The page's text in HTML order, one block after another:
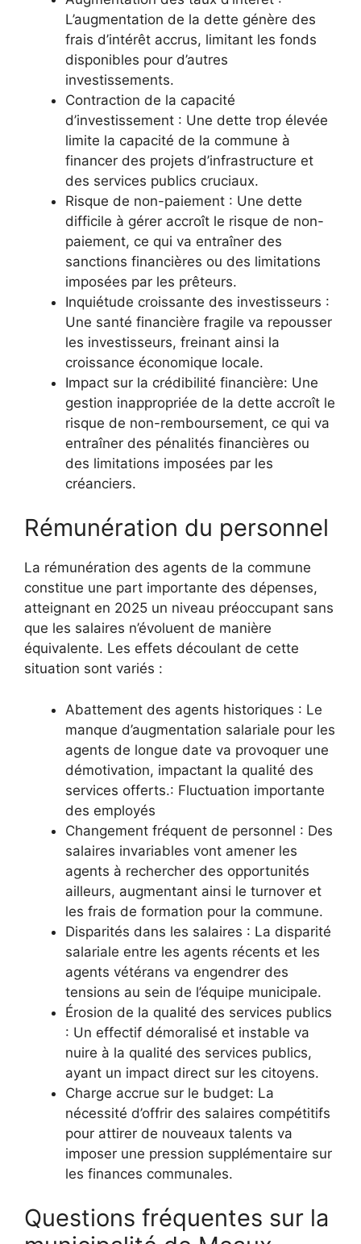
L’augmentation de la dette génère des
frais d’intérêt accrus, limitant les fonds
disponibles pour d’autres
investissements.
Contraction de la capacité
d’investissement : Une dette trop élevée
limite la capacité de la commune à
financer des projets d’infrastructure et
des services publics cruciaux.
Risque de non-paiement : Une dette
difficile à gérer accroît le risque de non-
paiement, ce qui va entraîner des
sanctions financières ou des limitations
imposées par les prêteurs.
Inquiétude croissante des investisseurs :
Une santé financière fragile va repousser
les investisseurs, freinant ainsi la
croissance économique locale.
Impact sur la crédibilité financière: Une
gestion inappropriée de la dette accroît le
risque de non-remboursement, ce qui va
entraîner des pénalités financières ou
des limitations imposées par les
créanciers.
Rémunération du personnel
La rémunération des agents de la commune
constitue une part importante des dépenses,
atteignant en 2025 un niveau préoccupant sans
que les salaires n’évoluent de manière
équivalente. Les effets découlant de cette
situation sont variés :
Abattement des agents historiques : Le
manque d’augmentation salariale pour les
agents de longue date va provoquer une
démotivation, impactant la qualité des
services offerts.: Fluctuation importante
des employés
Changement fréquent de personnel : Des
salaires invariables vont amener les
agents à rechercher des opportunités
ailleurs, augmentant ainsi le turnover et
les frais de formation pour la commune.
Disparités dans les salaires : La disparité
salariale entre les agents récents et les
agents vétérans va engendrer des
tensions au sein de l’équipe municipale.
Érosion de la qualité des services publics
: Un effectif démoralisé et instable va
nuire à la qualité des services publics,
ayant un impact direct sur les citoyens.
Charge accrue sur le budget: La
nécessité d’offrir des salaires compétitifs
pour attirer de nouveaux talents va
imposer une pression supplémentaire sur
les finances communales.
Questions fréquentes sur la